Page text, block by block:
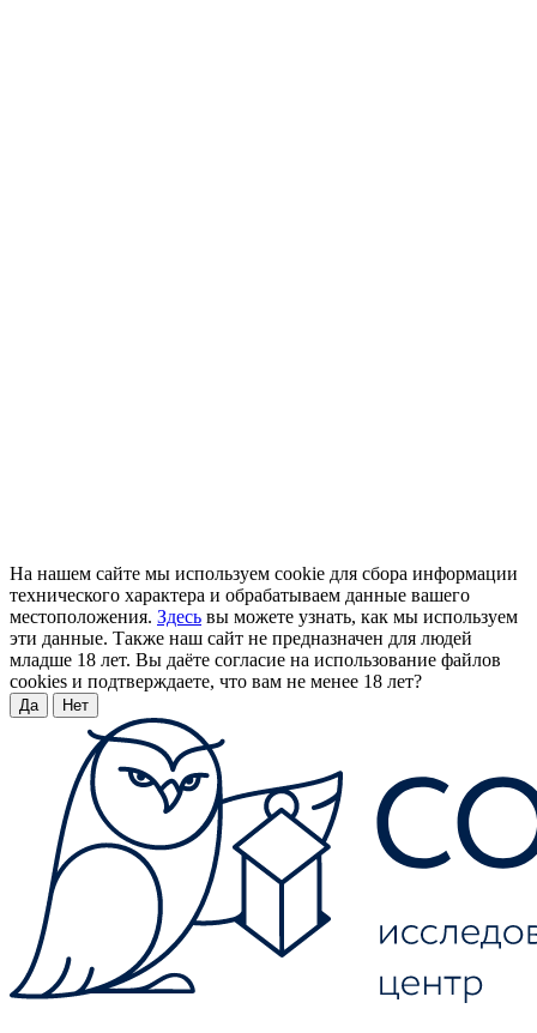
На нашем сайте мы используем cookie для сбора информации
технического характера и обрабатываем данные вашего
местоположения. Здесь вы можете узнать, как мы используем
эти данные. Также наш сайт не предназначен для людей
младше 18 лет. Вы даёте согласие на использование файлов
cookies и подтверждаете, что вам не менее 18 лет?
Да Нет